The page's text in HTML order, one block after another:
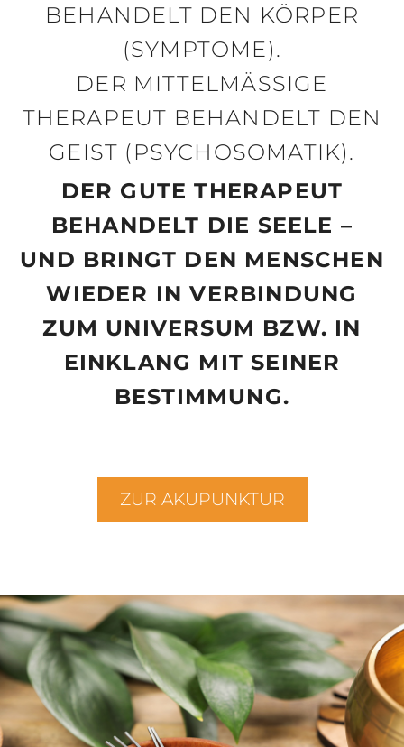
BEHANDELT DEN KÖRPER
(SYMPTOME).
DER MITTELMÄSSIGE T
HERAPEUT BEHANDELT DEN G
EIST (PSYCHOSOMATIK).
DER GUTE THERAPEUT
BEHANDELT DIE SEELE –
UND BRINGT DEN MENSCHEN
WIEDER IN VERBINDUNG
ZUM UNIVERSUM BZW. IN
EINKLANG MIT SEINER
BESTIMMUNG.
ZUR AKUPUNKTUR